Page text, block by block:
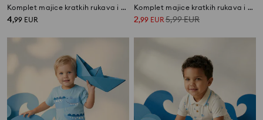
Komplet majice kratkih rukava i kratkih hlača
4,99 EUR
Komplet majice kratkih rukava i kratkih hlača
2,99 EUR 5,99EUR